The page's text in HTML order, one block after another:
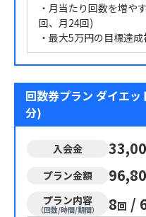
・月当たり回数を増や
回、月24回)
・最大5万円の目標達成
回数券プラン ダイエ
分)
入会金
プラン金額
プラン内容
（回数/時間/期間） 8回 /